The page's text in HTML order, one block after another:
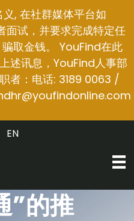
, 在社群媒体平台如
试，并要求完成特定任
取金钱。 YouFind在此
述讯息，YouFind人事部
者：电话: 3189 0063 /
EN
”的推